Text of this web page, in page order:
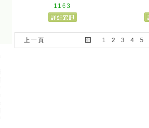
1163
上一頁 1 2 3 4 5